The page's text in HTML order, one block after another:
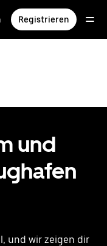
Registrieren
und
und wir zeigen dir